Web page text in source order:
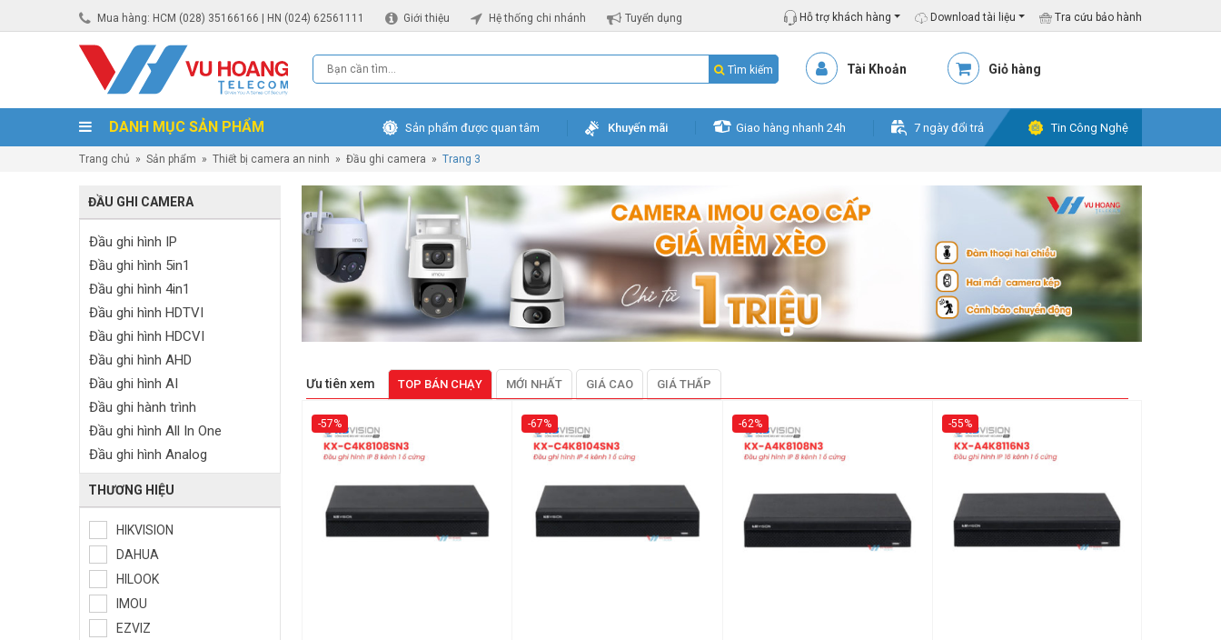
Mua hàng: HCM (028) 35166166 | HN (024) 62561111 Giới thiệu Hệ thống chi nhánh Tuyển dụng Hỗ trợ khách hàng Download tài liệu Tra cứu bảo hành
Tìm kiếm Tài Khoản Giỏ hàng
DANH MỤC SẢN PHẨM Sản phẩm được quan tâm Khuyến mãi Giao hàng nhanh 24h 7 ngày đổi trả Tin Công Nghệ
Trang chủ » Sản phẩm » Thiết bị camera an ninh » Đầu ghi camera » Trang 3
ĐẦU GHI CAMERA
Đầu ghi hình IP
Đầu ghi hình 5in1
Đầu ghi hình 4in1
Đầu ghi hình HDTVI
Đầu ghi hình HDCVI
Đầu ghi hình AHD
Đầu ghi hình AI
Đầu ghi hành trình
Đầu ghi hình All In One
Đầu ghi hình Analog
THƯƠNG HIỆU
HIKVISION
DAHUA
HILOOK
IMOU
EZVIZ
Ưu tiên xem TOP BÁN CHẠY MỚI NHẤT GIÁ CAO GIÁ THẤP
-57% -67% -62% -55%